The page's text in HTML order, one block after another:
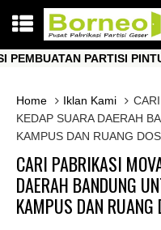
PARTISI PINTU
Home
Iklan Kami
KEDAP SUARA DAERAH
KAMPUS DAN RUANG
CARI PABRIKASI
DAERAH BANDUNG
KAMPUS DAN RUANG